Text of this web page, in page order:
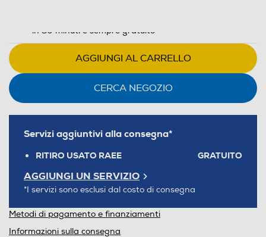
in 30 minuti e sempre gratuito
AGGIUNGI AL CARRELLO
CERCA NEGOZIO
Servizi aggiuntivi alla consegna*
RITIRO USATO RAEE GRATUITO
AGGIUNGI UN SERVIZIO
*I servizi sono esclusi dal costo di consegna
Metodi di pagamento e finanziamenti
Informazioni sulla consegna